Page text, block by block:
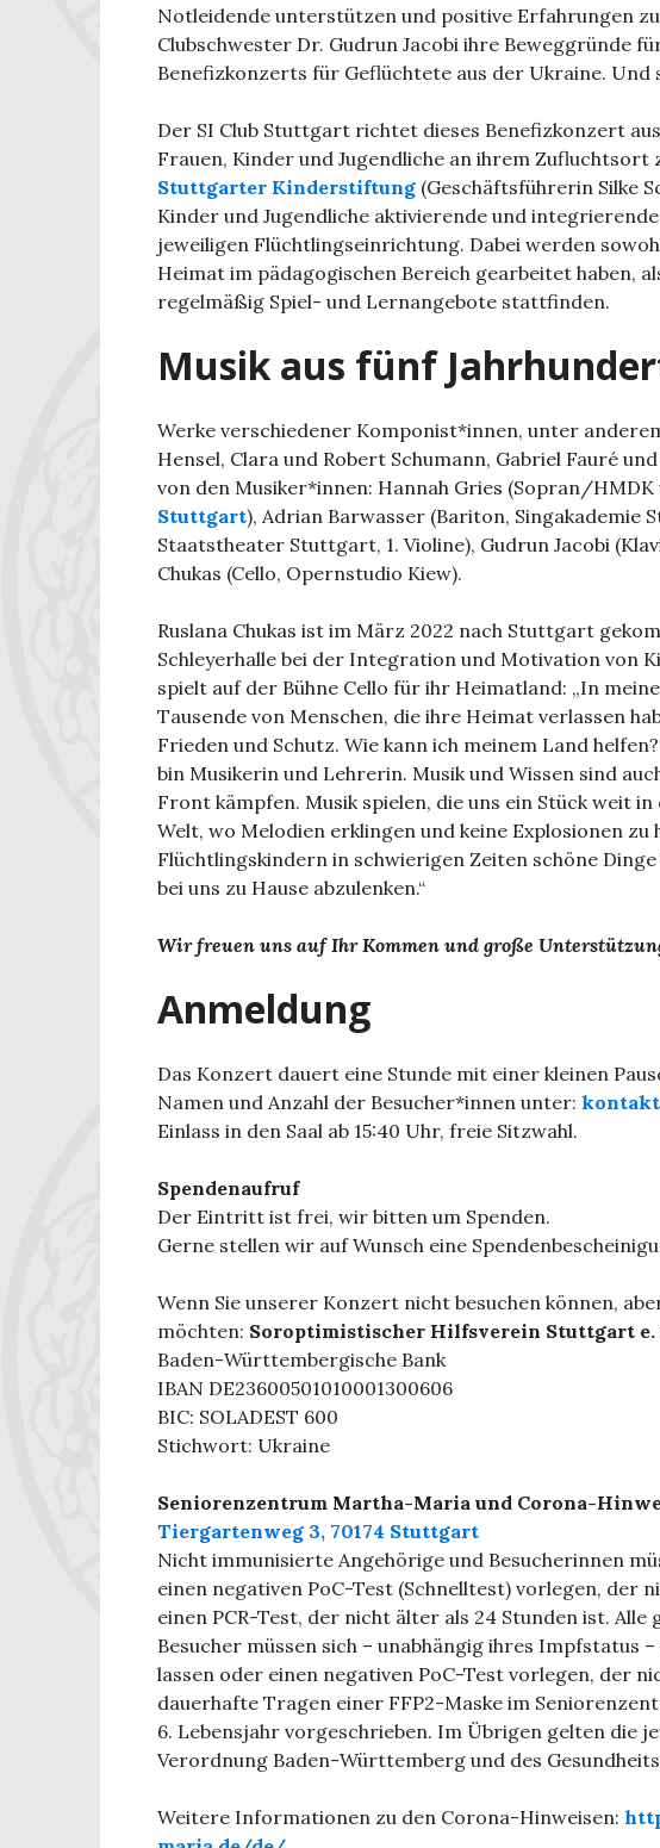
Notleidende unterstützen und positive Erfahrungen
Clubschwester Dr. Gudrun Jacobi ihre Beweggründe
Benefizkonzerts für Geflüchtete aus der Ukraine. Und
Der SI Club Stuttgart richtet dieses Benefizkonzert
Frauen, Kinder und Jugendliche an ihrem
Stuttgarter Kinderstiftung (Geschäftsführerin Silke
Kinder und Jugendliche aktivierende und
jeweiligen Flüchtlingseinrichtung. Dabei werden
Heimat im pädagogischen Bereich gearbeitet haben,
regelmäßig Spiel- und Lernangebote stattfinden.
Musik aus fünf
Werke verschiedener Komponist*innen, unter
Hensel, Clara und Robert Schumann, Gabriel Fauré
von den Musiker*innen: Hannah Gries (Sopran/HMDK
Stuttgart), Adrian Barwasser (Bariton, Singakademie
Staatstheater Stuttgart, 1. Violine), Gudrun Jacobi
Chukas (Cello, Opernstudio Kiew).
Ruslana Chukas ist im März 2022 nach Stuttgart
Schleyerhalle bei der Integration und Motivation von
spielt auf der Bühne Cello für ihr Heimatland: „In
Tausende von Menschen, die ihre Heimat verlassen
Frieden und Schutz. Wie kann ich meinem Land
bin Musikerin und Lehrerin. Musik und Wissen sind
Front kämpfen. Musik spielen, die uns ein Stück weit
Welt, wo Melodien erklingen und keine Explosionen
Flüchtlingskindern in schwierigen Zeiten schöne
bei uns zu Hause abzulenken.“
Wir freuen uns auf Ihr Kommen und große
Anmeldung
Das Konzert dauert eine Stunde mit einer kleinen
Namen und Anzahl der Besucher*innen unter:
Einlass in den Saal ab 15:40 Uhr, freie Sitzwahl.
Spendenaufruf
Der Eintritt ist frei, wir bitten um Spenden.
Gerne stellen wir auf Wunsch eine
Wenn Sie unserer Konzert nicht besuchen können,
möchten: Soroptimistischer Hilfsverein Stuttgart e.
Baden-Württembergische Bank
IBAN DE23600501010001300606
BIC: SOLADEST 600
Stichwort: Ukraine
Seniorenzentrum Martha-Maria und Corona-
Tiergartenweg 3, 70174 Stuttgart
Nicht immunisierte Angehörige und Besucherinnen
einen negativen PoC-Test (Schnelltest) vorlegen, der
einen PCR-Test, der nicht älter als 24 Stunden ist. Alle
Besucher müssen sich – unabhängig ihres
lassen oder einen negativen PoC-Test vorlegen, der
dauerhafte Tragen einer FFP2-Maske im
6. Lebensjahr vorgeschrieben. Im Übrigen gelten die
Verordnung Baden-Württemberg und des
Weitere Informationen zu den Corona-Hinweisen: